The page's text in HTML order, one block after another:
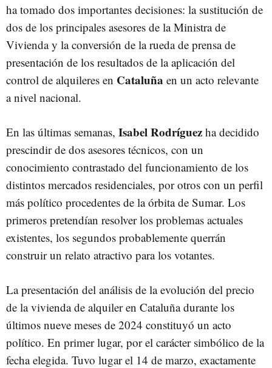
ha tomado dos importantes decisiones: la sustitución de
dos de los principales asesores de la Ministra de
Vivienda y la conversión de la rueda de prensa de
presentación de los resultados de la aplicación del
control de alquileres en Cataluña en un acto relevante
a nivel nacional.
En las últimas semanas, Isabel Rodríguez ha decidido
prescindir de dos asesores técnicos, con un
conocimiento contrastado del funcionamiento de los
distintos mercados residenciales, por otros con un perfil
más político procedentes de la órbita de Sumar. Los
primeros pretendían resolver los problemas actuales
existentes, los segundos probablemente querrán
construir un relato atractivo para los votantes.
La presentación del análisis de la evolución del precio
de la vivienda de alquiler en Cataluña durante los
últimos nueve meses de 2024 constituyó un acto
político. En primer lugar, por el carácter simbólico de la
fecha elegida. Tuvo lugar el 14 de marzo, exactamente